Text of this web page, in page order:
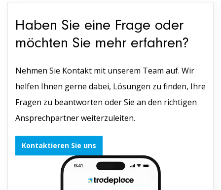
Haben Sie eine Frage oder
möchten Sie mehr erfahren?
Nehmen Sie Kontakt mit unserem Team auf. Wir
helfen Ihnen gerne dabei, Lösungen zu finden, Ihre
Fragen zu beantworten oder Sie an den richtigen
Ansprechpartner weiterzuleiten.
Kontaktieren Sie uns